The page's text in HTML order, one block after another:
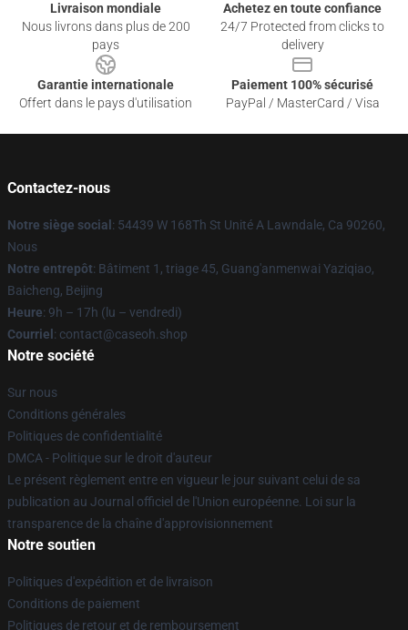
Livraison mondiale
Nous livrons dans plus de 200
pays
Achetez en toute confiance
24/7 Protected from clicks to
delivery
Garantie internationale
Offert dans le pays d'utilisation
Paiement 100% sécurisé
PayPal / MasterCard / Visa
Contactez-nous
Notre siège social : 54439 W 168Th St Unité A Lawndale, Ca 90260,
Nous
Notre entrepôt: Bâtiment 1, triage 45, Guang'anmenwai Yaziqiao,
Baicheng, Beijing
Heure: 9h – 17h (lu – vendredi)
Courriel : contact@caseoh.shop
Notre société
Sur nous
Conditions générales
Politiques de confidentialité
DMCA - Politique sur le droit d'auteur
Le présent règlement entre en vigueur le jour suivant celui de sa
publication au Journal officiel de l'Union européenne. Loi sur la
transparence de la chaîne d'approvisionnement
Notre soutien
Politiques d'expédition et de livraison
Conditions de paiement
Politiques de retour et de remboursement